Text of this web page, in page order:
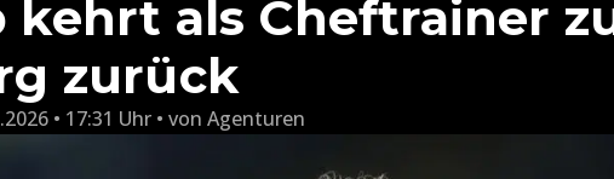
kehrt als Cheftrainer
zurück
• 17:31 Uhr von Agenturen